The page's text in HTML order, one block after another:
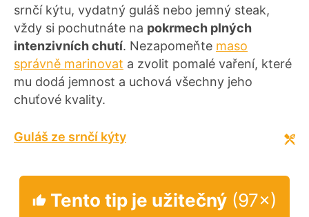
srnčí kýtu, vydatný guláš nebo jemný steak,
vždy si pochutnáte na pokrmech plných
intenzivních chutí. Nezapomeňte maso
správně marinovat a zvolit pomalé vaření, které
mu dodá jemnost a uchová všechny jeho
chuťové kvality.
Guláš ze srnčí kýty
Tento tip je užitečný (97×)